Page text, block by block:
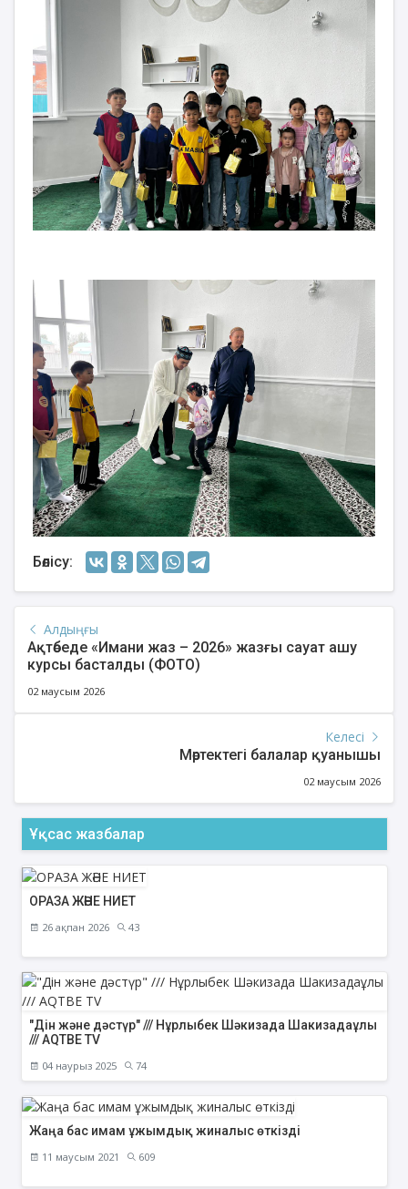
Бөлісу:
Алдыңғы
Ақтөбеде «Имани жаз – 2026» жазғы сауат ашу
курсы басталды (ФОТО)
02 маусым 2026
Келесі
Мөртектегі балалар қуанышы
02 маусым 2026
Ұқсас жазбалар
ОРАЗА ЖӘНЕ НИЕТ
26 ақпан 2026 43
"Дін және дәстүр" /// Нұрлыбек Шәкизада Шакизадаұлы
/// AQTBE TV
04 наурыз 2025 74
Жаңа бас имам ұжымдық жиналыс өткізді
11 маусым 2021 609